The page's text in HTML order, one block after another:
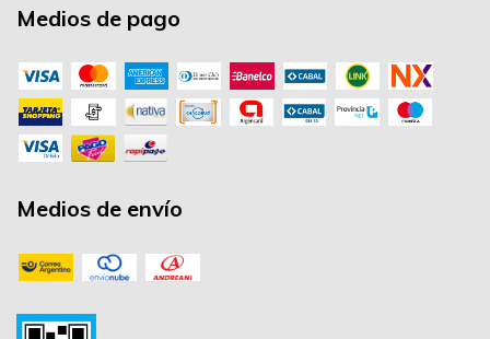
Medios de pago
Medios de envío